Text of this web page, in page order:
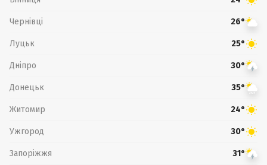
Чернівці 26°
Луцьк 25°
Дніпро 30°
Донецьк 35°
Житомир 24°
Ужгород 30°
Запоріжжя 31°